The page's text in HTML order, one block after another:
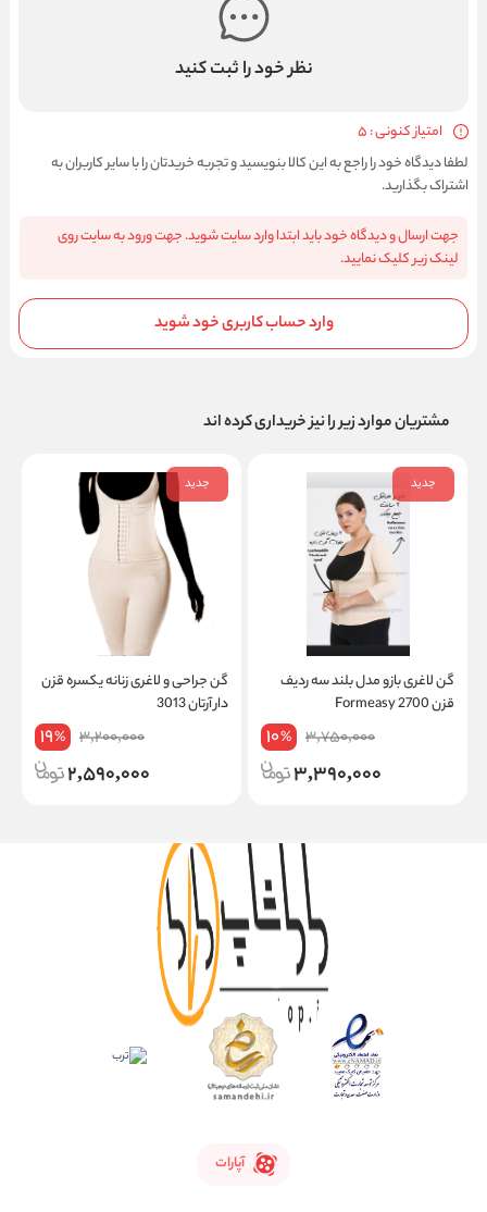
نظر خود را ثبت کنید
امتیاز کنونی : 5
لطفا دیدگاه خود را راجع به این کالا بنویسید و تجربه خریدتان را با سایر کاربران به
اشتراک بگذارید.
جهت ارسال و دیدگاه خود باید ابتدا وارد سایت شوید. جهت ورود به سایت روی
لینک زیر کلیک نمایید.
وارد حساب کاربری خود شوید
مشتریان موارد زیر را نیز خریداری کرده اند
جدید
گن لاغری بازو مدل بلند سه ردیف
قزن 2700 Formeasy
3,750,000
10%
3,390,000
جدید
گن جراحی و لاغری زنانه یکسره قزن
دار آرتان 3013
3,200,000
19%
2,590,000
آپارات